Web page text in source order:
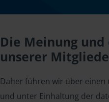
Die Meinung
unserer
Daher führen wir über
und unter Einhaltung der